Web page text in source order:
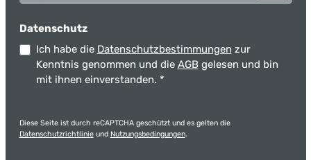
Datenschutz
Ich habe die Datenschutzbestimmungen zur
Kenntnis genommen und die AGB gelesen und bin
mit ihnen einverstanden. *
Diese Seite ist durch reCAPTCHA geschützt und es gelten die
Datenschutzrichtlinieund Nutzungsbedingungen.